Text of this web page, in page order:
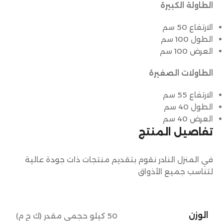
تفاصيل المنتج
في المنزل النادر نقوم بتقديم منتجات ذات جودة عالية
لتناسب جميع الأذواق
الوزن 50 كيلو حجمي مقدر (ك ح م)
الطاولة الكبيرة
الارتفاع 50 سم
الطول 100 سم
العرض 100 سم
الطاولات الصغيرة
الارتفاع 55 سم
الطول 40 سم
العرض 40 سم